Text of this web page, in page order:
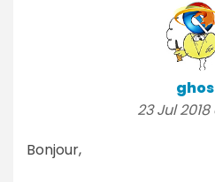
23 Jul 2018
Bonjour,